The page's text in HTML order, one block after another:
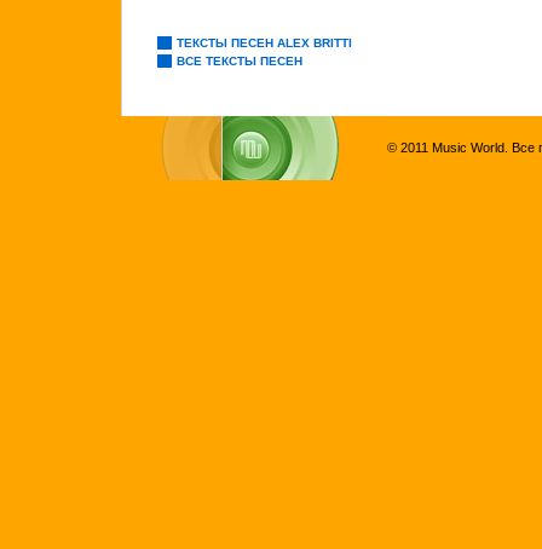
ТЕКСТЫ ПЕСЕН ALEX BRITTI
ВСЕ ТЕКСТЫ ПЕСЕН
© 2011 Music World. Все